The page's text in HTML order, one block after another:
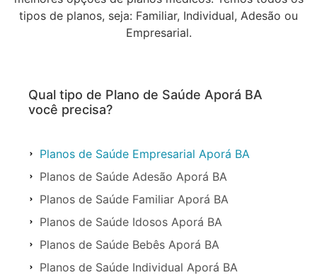
tipos de planos, seja: Familiar, Individual, Adesão ou
Empresarial.
Qual tipo de Plano de Saúde Aporá BA
você precisa?
Planos de Saúde Empresarial Aporá BA
Planos de Saúde Adesão Aporá BA
Planos de Saúde Familiar Aporá BA
Planos de Saúde Idosos Aporá BA
Planos de Saúde Bebês Aporá BA
Planos de Saúde Individual Aporá BA